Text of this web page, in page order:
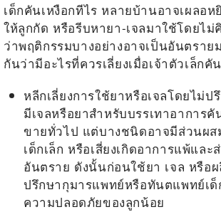
เด็กคันเหงือกทีไร หลายบ้านอาจเผลอ
ให้ลูกกัด หรือรีบหายา-เจลมาใช้โดยไ
ว่าพฤติกรรมบางอย่างอาจเป็นอันตรา
กันว่ามีอะไรที่ควรเลี่ยงเมื่อเจ้าตัวเล็กคั
หลีกเลี่ยงการใช้ยาหรือเจลโดยไม่
มีเจลหรือยาสำหรับบรรเทาอาการคั
ขายทั่วไป แต่บางชนิดอาจมีส่วนผส
เด็กเล็ก หรือเสี่ยงเกิดอาการแพ้และ
อันตราย ดังนั้นก่อนใช้ยา เจล หรือ
ปรึกษากุมารแพทย์หรือทันตแพทย์เด็
ความปลอดภัยของลูกน้อย